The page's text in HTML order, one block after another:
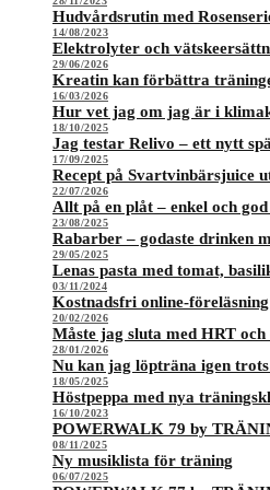
Hudvårdsrutin med
14/08/2023
Elektrolyter och
29/06/2026
Kreatin kan förbättra
16/03/2026
Hur vet jag om jag är i
18/10/2025
Jag testar Relivo – ett nytt
17/09/2025
Recept på Svartvinbärsjuice
22/07/2026
Allt på en plåt – enkel och
23/08/2025
Rabarber – godaste drinken
29/05/2025
Lenas pasta med tomat,
03/11/2024
Kostnadsfri online-
20/02/2026
Måste jag sluta med HRT
28/01/2026
Nu kan jag löpträna igen
18/05/2025
Höstpeppa med nya
16/10/2023
POWERWALK 79 by
08/11/2025
Ny musiklista för träning
06/07/2025